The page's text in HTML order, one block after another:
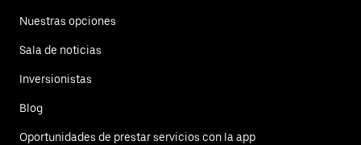
Nuestras opciones
Sala de noticias
Inversionistas
Blog
Oportunidades de prestar servicios con la app